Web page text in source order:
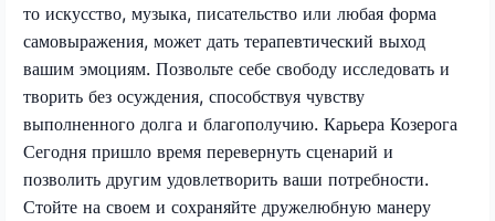
то искусство, музыка, писательство или любая форма
самовыражения, может дать терапевтический выход
вашим эмоциям. Позвольте себе свободу исследовать и
творить без осуждения, способствуя чувству
выполненного долга и благополучию. Карьера Козерога
Сегодня пришло время перевернуть сценарий и
позволить другим удовлетворить ваши потребности.
Стойте на своем и сохраняйте дружелюбную манеру